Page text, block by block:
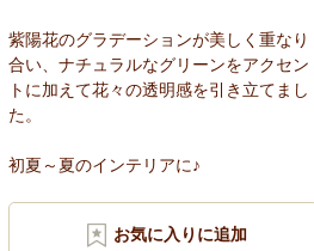
紫陽花のグラデーションが美しく重なり
合い、ナチュラルなグリーンをアクセン
トに加えて花々の透明感を引き立てまし
た。
初夏～夏のインテリアに♪